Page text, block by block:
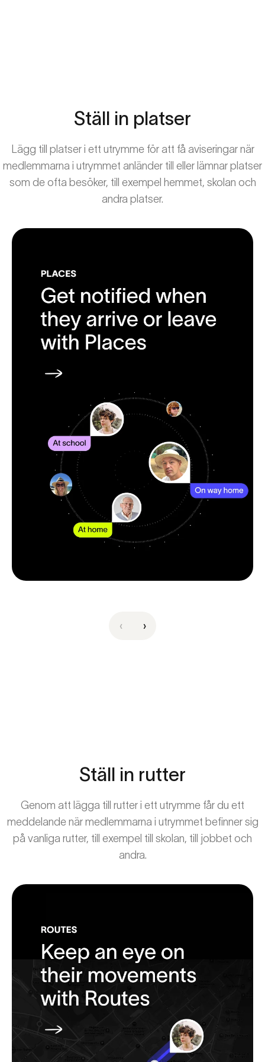
Ställ in platser
Lägg till platser i ett utrymme för att få aviseringar när
medlemmarna i utrymmet anländer till eller lämnar platser
som de ofta besöker, till exempel hemmet, skolan och
andra platser.
‹ ›
Ställ in rutter
Genom att lägga till rutter i ett utrymme får du ett
meddelande när medlemmarna i utrymmet befinner sig
på vanliga rutter, till exempel till skolan, till jobbet och
andra.